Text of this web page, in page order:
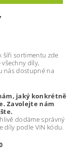
šíři sortimentu zde
díly,
nás dostupné na
jaký konkrétně
Zavolejte nám
dodáme správný
díly podle VIN kódu.